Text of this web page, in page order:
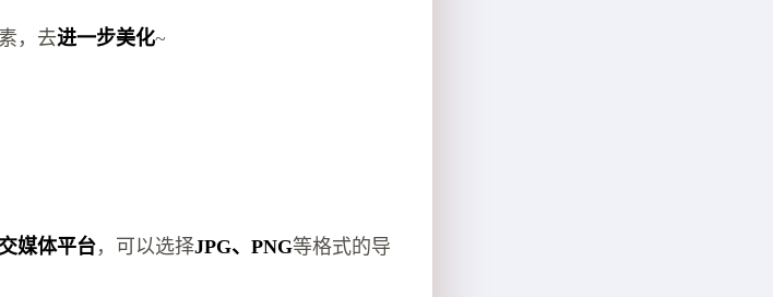
，去进一步美化~
媒体平台，可以选择JPG、PNG等格式的导